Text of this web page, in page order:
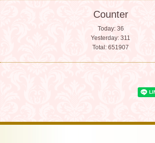
Counter
Today: 36
Yesterday: 311
Total: 651907